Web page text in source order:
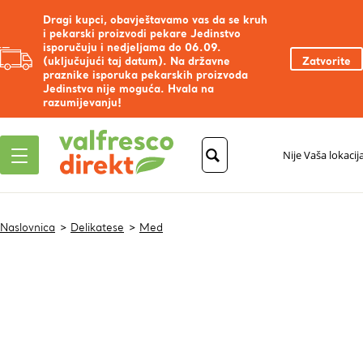
Dragi kupci, obavještavamo vas da se kruh
i pekarski proizvodi pekare Jedinstvo
isporučuju i nedjeljama do 06.09.
(uključujući taj datum). Na državne
praznike isporuka pekarskih proizvoda
Jedinstva nije moguća. Hvala na
razumijevanju!
Zatvorite
Nije Vaša
Naslovnica Delikatese Med